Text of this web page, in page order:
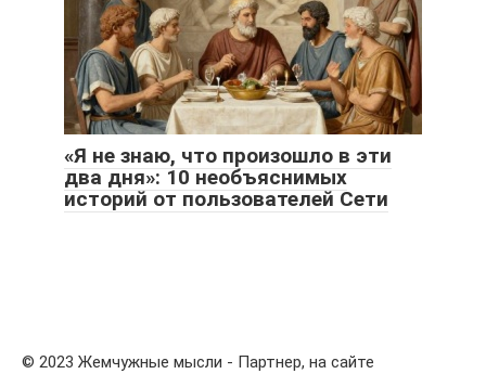
«Я не знаю, что произошло в эти
два дня»: 10 необъяснимых
историй от пользователей Сети
© 2023 Жемчужные мысли - Партнер, на сайте